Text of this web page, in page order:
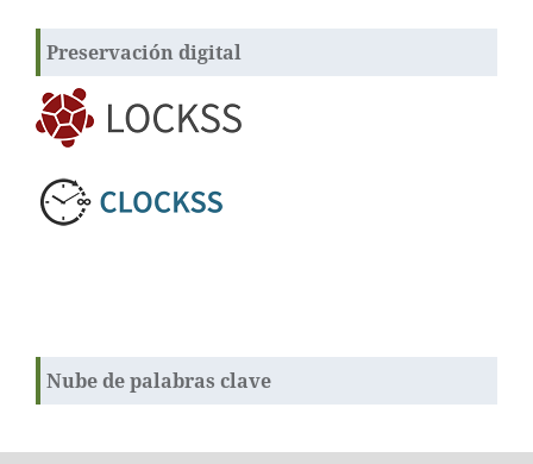
Preservación digital
Nube de palabras clave